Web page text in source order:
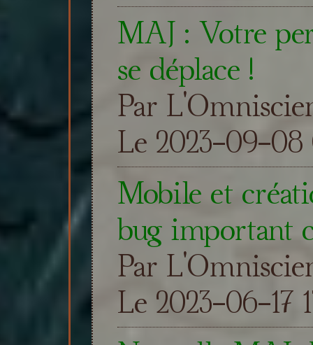
MAJ : Votre
se déplace !
Par
Le 2023-09-08
Mobile et
bug important
Par
Le 2023-06-17